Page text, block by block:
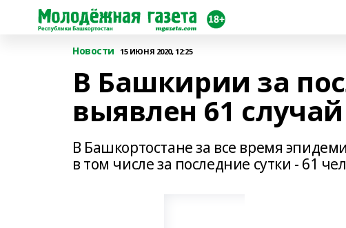
Новости 15 ИЮНЯ 2020, 12:25
В Башкирии за
выявлен 61
В Башкортостане за все время
в том числе за последние сутки - 61